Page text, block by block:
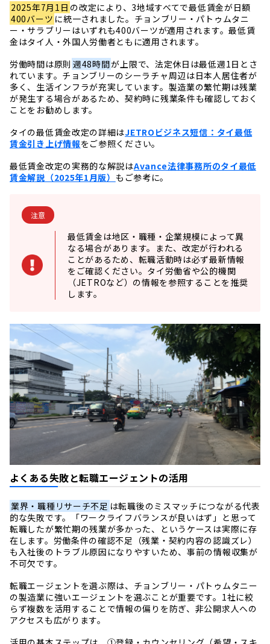
2025年7月1日 の改定により、3地域すべてで最低賃金が日額
400バーツ に統一されました。チョンブリー・パトゥムタニ
ー・サラブリーはいずれも400バーツが適用されます。最低賃
金はタイ人・外国人労働者ともに適用されます。
労働時間は原則 週48時間が上限で、法定休日は最低週1日とさ
れています。チョンブリーのシーラチャ周辺は日本人居住者が
多く、生活インフラが充実しています。製造業の繁忙期は残業
が発生する場合があるため、契約時に残業条件も確認しておく
ことをお勧めします。
タイの最低賃金改定の詳細はJETROビジネス短信：タイ最低
賃金引き上げ情報をご参照ください。
最低賃金改定の実務的な解説はAvance法律事務所のタイ最低
賃金解説（2025年1月版） もご参考に。
注意
最低賃金は地区・職種・企業規模によって異
なる場合があります。また、改定が行われる
ことがあるため、転職活動時は必ず最新情報
をご確認ください。タイ労働省や公的機関
（JETROなど）の情報を参照することを推奨
します。
よくある失敗と転職エージェントの活用
業界・職種リサーチ不足 は転職後のミスマッチにつながる代表
的な失敗です。「ワークライフバランスが良いはず」と思って
転職したが繁忙期の残業が多かった、というケースは実際に存
在します。労働条件の確認不足（残業・契約内容の認識ズレ）
も入社後のトラブル原因になりやすいため、事前の情報収集が
不可欠です。
転職エージェントを選ぶ際は、チョンブリー・パトゥムタニー
の製造業に強いエージェントを選ぶことが重要です。1社に絞
らず複数を活用することで情報の偏りを防ぎ、非公開求人への
アクセスも広がります。